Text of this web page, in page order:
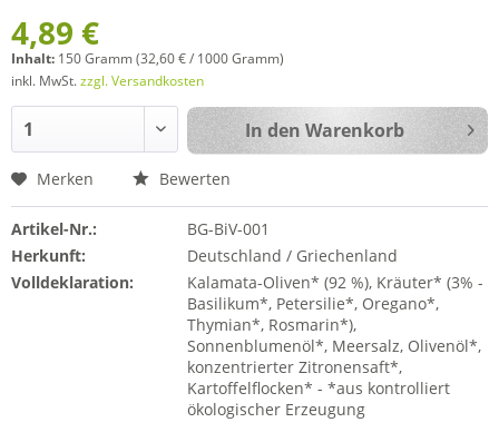
4,89 €
Inhalt: 150 Gramm (32,60 € / 1000 Gramm)
inkl. MwSt.zzgl. Versandkosten
In den Warenkorb
Merken Bewerten
Artikel-Nr.:
BG-BiV-001
Herkunft:
Deutschland / Griechenland
Volldeklaration:
Kalamata-Oliven* (92 %), Kräuter* (3% -
Basilikum*, Petersilie*, Oregano*,
Thymian*, Rosmarin*),
Sonnenblumenöl*, Meersalz, Olivenöl*,
konzentrierter Zitronensaft*,
Kartoffelflocken* - *aus kontrolliert
ökologischer Erzeugung